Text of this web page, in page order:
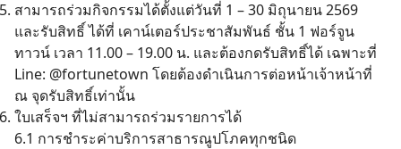
สามารถร่วมกิจกรรมได้ตั้งแต่วันที่ 1 – 30 มิถุนายน 2569
และรับสิทธิ์ ได้ที่ เคาน์เตอร์ประชาสัมพันธ์ ชั้น 1 ฟอร์จูน
ทาวน์ เวลา 11.00 – 19.00 น. และต้องกดรับสิทธิ์ได้ เฉพาะที่
Line: @fortunetown โดยต้องดำเนินการต่อหน้าเจ้าหน้าที่
ณ จุดรับสิทธิ์เท่านั้น
ใบเสร็จฯ ที่ไม่สามารถร่วมรายการได้
6.1 การชำระค่าบริการสาธารณูปโภคทุกชนิด